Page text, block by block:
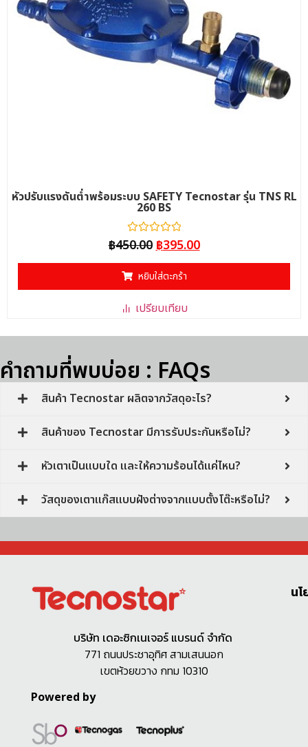
หัวปรับแรงดันต่ำพร้อมระบบ SAFETY Tecnostar รุ่น TNS RL
260 BS
ให้
คะแนน
0
ตั้งแต่
1-
5
฿450.00฿395.00
หยิบใส่ตะกร้า
เปรียบเทียบ
คำถามที่พบบ่อย : FAQs
สินค้า Tecnostar ผลิตจากวัสดุอะไร?
สินค้าของ Tecnostar มีการรับประกันหรือไม่?
หัวเตาเป็นแบบใด และให้ความร้อนได้แค่ไหน?
วัสดุของเตาแก๊สแบบฝังต่างจากแบบตั้งโต๊ะหรือไม่?
บริษัท เดอะซิกเนเจอร์ แบรนด์ จำกัด
771 ถนนประชาอุทิศ สามเสนนอก
เขตห้วยขวาง กทม 10310
Powered by
น